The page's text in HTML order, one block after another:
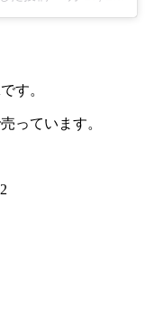
す。
っています。